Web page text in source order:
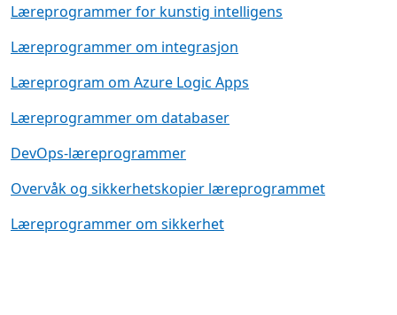
Læreprogrammer for kunstig intelligens
Læreprogrammer om integrasjon
Læreprogram om Azure Logic Apps
Læreprogrammer om databaser
DevOps-læreprogrammer
Overvåk og sikkerhetskopier læreprogrammet
Læreprogrammer om sikkerhet